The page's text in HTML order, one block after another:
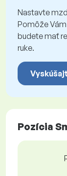
Nastavte
Pomôže
budete mať
ruke.
Pozícia